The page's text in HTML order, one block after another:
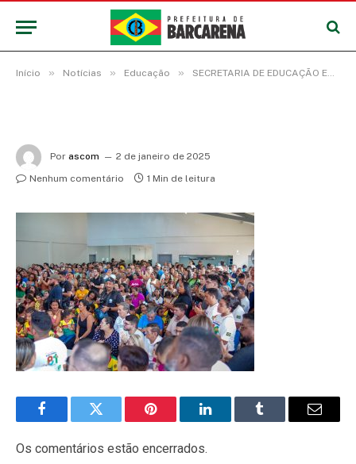
Início » Notícias » Educação » SECRETARIA DE EDUCAÇÃO ENTREGA NOVA ESCOLA NA COMUNIDADE VAI QUEM QUER
Por ascom
2 de janeiro de 2025
Nenhum comentário
1 Min de leitura
FacebookTwitter Pinterest LinkedInTumblr
E-
Os comentários estão encerrados.